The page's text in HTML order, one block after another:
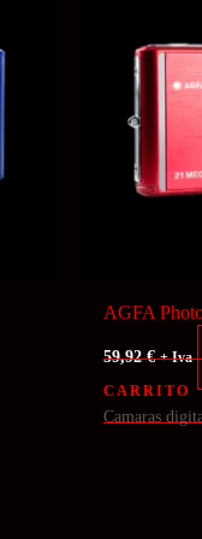
AGFA
59,92€ + Iva
CARRITO
Camaras